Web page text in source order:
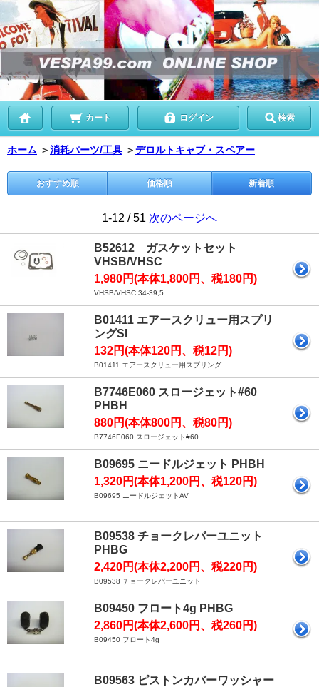
カート ログイン 検索
ホーム ＞消耗パーツ/工具 ＞デロルトキャブ・スペアー
おすすめ順 価格順 新着順
1-12 / 51 次のページへ
B52612 ガスケットセット
VHSB/VHSC
1,980円(本体1,800円、税180円)
VHSB/VHSC 34-39,5
B01411 エアースクリュー用スプリ
ングSI
132円(本体120円、税12円)
B01411 エアースクリュー用スプリング
B7746E060 スロージェット#60
PHBH
880円(本体800円、税80円)
B7746E060 スロージェット#60
B09695 ニードルジェット PHBH
1,320円(本体1,200円、税120円)
B09695 ニードルジェットAV
B09538 チョークレバーユニット
PHBG
2,420円(本体2,200円、税220円)
B09538 チョークレバーユニット
B09450 フロート4g PHBG
2,860円(本体2,600円、税260円)
B09450 フロート4g
B09563 ピストンカバーワッシャー